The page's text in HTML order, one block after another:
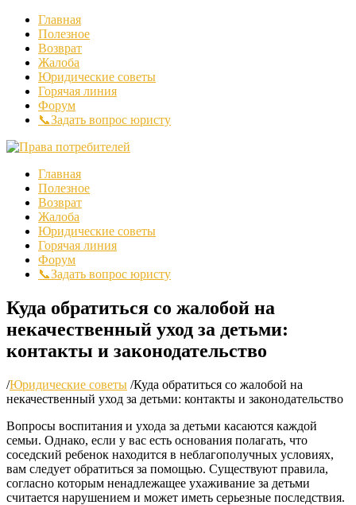
Главная
Полезное
Возврат
Жалоба
Юридические советы
Горячая линия
Форум
📞Задать вопрос юристу
Главная
Полезное
Возврат
Жалоба
Юридические советы
Горячая линия
Форум
📞Задать вопрос юристу
Куда обратиться со жалобой на
некачественный уход за детьми:
контакты и законодательство
/Юридические советы /Куда обратиться со жалобой на
некачественный уход за детьми: контакты и законодательство
Вопросы воспитания и ухода за детьми касаются каждой
семьи. Однако, если у вас есть основания полагать, что
соседский ребенок находится в неблагополучных условиях,
вам следует обратиться за помощью. Существуют правила,
согласно которым ненадлежащее ухаживание за детьми
считается нарушением и может иметь серьезные последствия.